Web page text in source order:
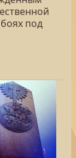
под